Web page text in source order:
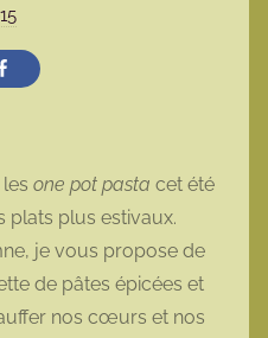
a
o
t
t
e
one pot pasta cet été
plats plus estivaux.
je vous propose de
de pâtes épicées et
nos cœurs et nos